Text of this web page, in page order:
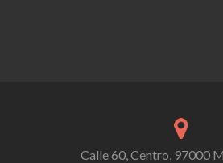
Calle 60, Centro, 97000